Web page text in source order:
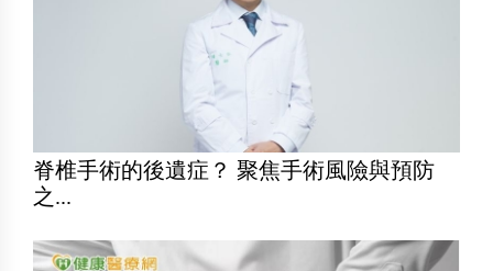
脊椎手術的後遺症？ 聚焦手術風險與預防
之...